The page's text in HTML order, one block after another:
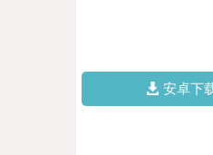
安卓下